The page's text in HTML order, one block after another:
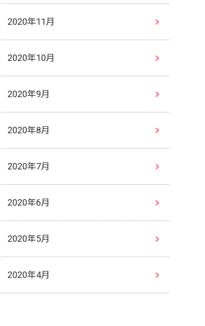
2020年11月
2020年10月
2020年9月
2020年8月
2020年7月
2020年6月
2020年5月
2020年4月